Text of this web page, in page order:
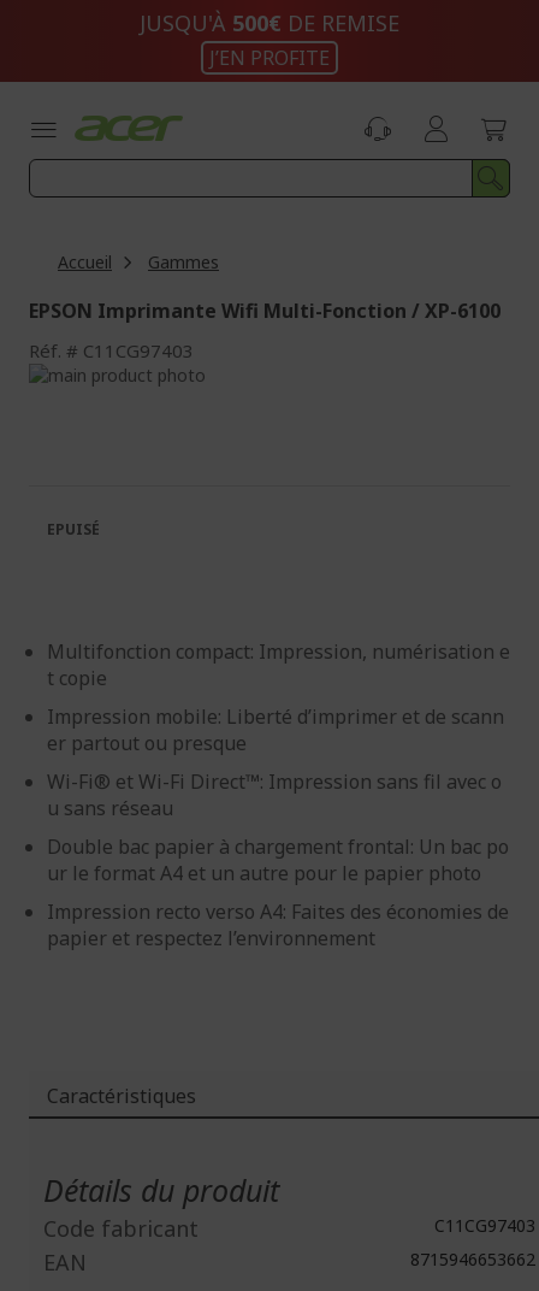
JUSQU'À 500€ DE REMISE
J’EN PROFITE
Accueil Gammes
EPSON Imprimante Wifi Multi-Fonction / XP-6100
Réf. C11CG97403
Passer
galerie
d’images
Galerie
d’images
Multifonction compact: Impression, numérisation e
t copie
Impression mobile: Liberté d’imprimer et de scann
er partout ou presque
Wi-Fi® et Wi-Fi Direct™: Impression sans fil avec o
u sans réseau
Double bac papier à chargement frontal: Un bac po
ur le format A4 et un autre pour le papier photo
Impression recto verso A4: Faites des économies de
papier et respectez l’environnement
EPUISÉ
Caractéristiques
Détails du produit
Code fabricant C11CG97403
EAN 8715946653662